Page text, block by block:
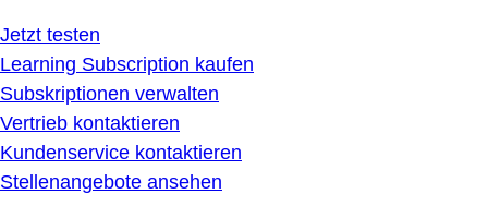
Jetzt testen
Learning Subscription kaufen
Subskriptionen verwalten
Vertrieb kontaktieren
Kundenservice kontaktieren
Stellenangebote ansehen